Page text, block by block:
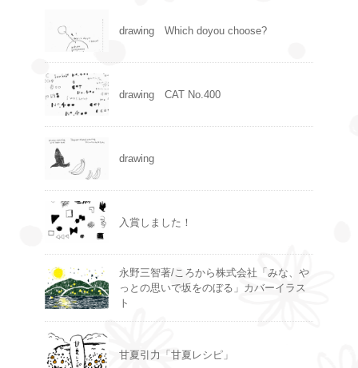
drawing Which doyou choose?
drawing CAT No.400
drawing
入賞しました！
永野三智著/ころから株式会社「みな、や
っとの思いで坂をのぼる」カバーイラス
ト
甘夏引力「甘夏レシピ」